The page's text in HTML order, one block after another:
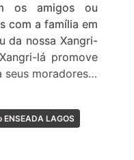
os amigos ou
com a família em
da nossa Xangri-
lá promove
moradores.
norte gaúcho
(Grupo Capão
LAGOS